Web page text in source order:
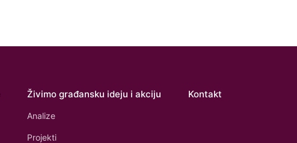
Živimo građansku ideju i akciju
Analize
Projekti
Kontakt